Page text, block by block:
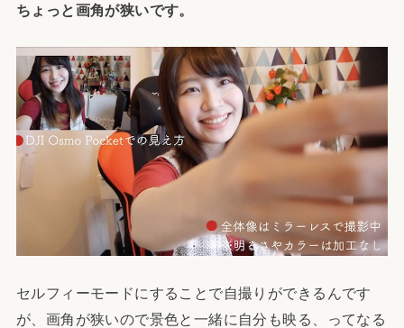
ちょっと画角が狭いです。
セルフィーモードにすることで自撮りができるんです
が、画角が狭いので景色と一緒に自分も映る、ってなる